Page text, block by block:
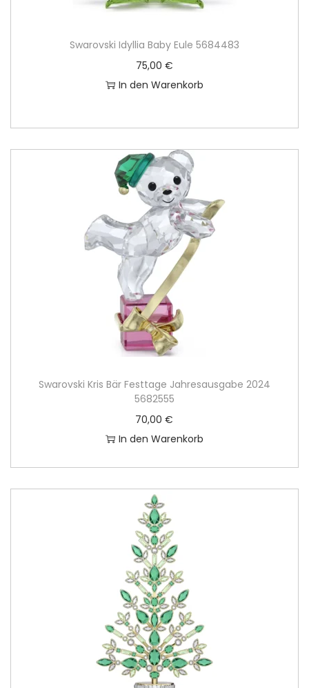
Swarovski Idyllia Baby Eule 5684483
75,00 €
In den Warenkorb
Swarovski Kris Bär Festtage Jahresausgabe 2024
5682555
70,00€
In den Warenkorb